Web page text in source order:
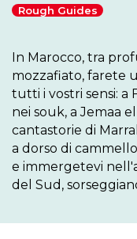
Rough Guides
In Marocco, tra
mozzafiato, farete
tutti i vostri sensi: a
nei souk, a Jemaa
cantastorie di
a dorso di
e immergetevi
del Sud,